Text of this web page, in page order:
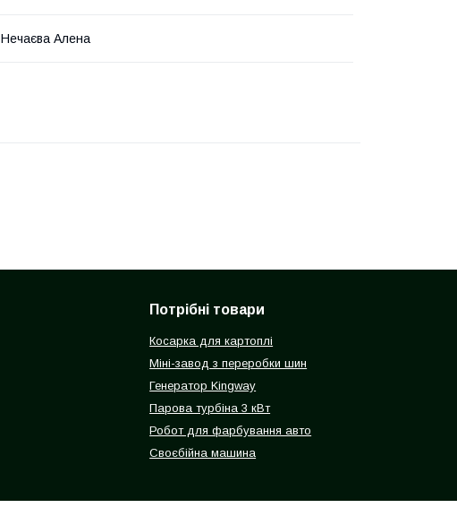
Нечаєва Алена
Потрібні товари
Косарка для картоплі
Міні-завод з переробки шин
Генератор Kingway
Парова турбіна 3 кВт
Робот для фарбування авто
Своєбійна машина